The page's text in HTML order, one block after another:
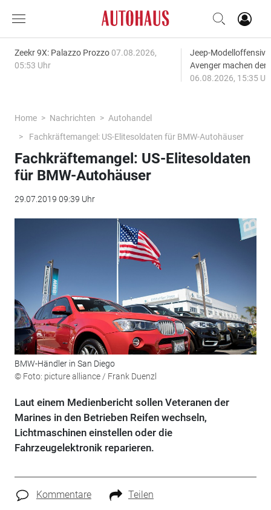
Zeekr 9X: Palazzo Prozzo 07.08.2026,
05:53 Uhr
Jeep-
Avenger machen
06.08.2026, 15:35
Home Nachrichten
Autohandel
Fachkräftemangel: US-Elitesoldaten für BMW-Autohäuser
Fachkräftemangel: US-Elitesoldaten
für BMW-Autohäuser
29.07.2019 09:39 Uhr
BMW-Händler in San Diego
© Foto: picture alliance / Frank Duenzl
Laut einem Medienbericht sollen Veteranen der
Marines in den Betrieben Reifen wechseln,
Lichtmaschinen einstellen oder die
Fahrzeugelektronik reparieren.
Kommentare Teilen